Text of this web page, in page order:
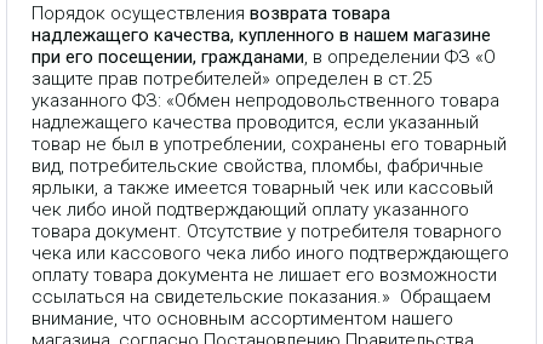
Порядок осуществления возврата товара
надлежащего качества, купленного в нашем магазине
при его посещении, гражданами , в определении ФЗ «О
защите прав потребителей» определен в ст.25
указанного ФЗ: «Обмен непродовольственного товара
надлежащего качества проводится, если указанный
товар не был в употреблении, сохранены его товарный
вид, потребительские свойства, пломбы, фабричные
ярлыки, а также имеется товарный чек или кассовый
чек либо иной подтверждающий оплату указанного
товара документ. Отсутствие у потребителя товарного
чека или кассового чека либо иного подтверждающего
оплату товара документа не лишает его возможности
ссылаться на свидетельские показания.» Обращаем
внимание, что основным ассортиментом нашего